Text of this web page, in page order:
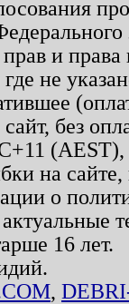
и
не
без
на
о
16 лет.
,